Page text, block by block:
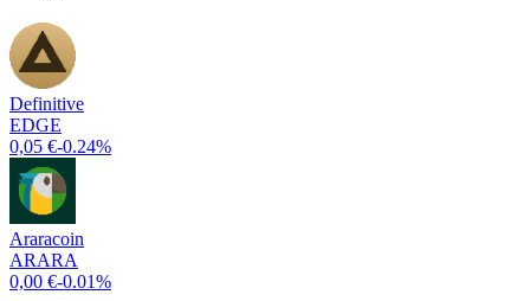
Definitive
EDGE
0,05 €-0.24%
Araracoin
ARARA
0,00 €-0.01%